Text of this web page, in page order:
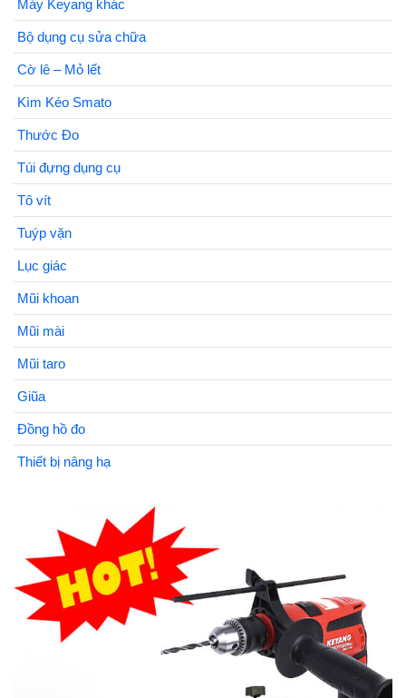
Máy Keyang khác
Bộ dụng cụ sửa chữa
Cờ lê – Mỏ lết
Kìm Kéo Smato
Thước Đo
Túi đựng dụng cụ
Tô vít
Tuýp vặn
Lục giác
Mũi khoan
Mũi mài
Mũi taro
Giũa
Đồng hồ đo
Thiết bị nâng hạ